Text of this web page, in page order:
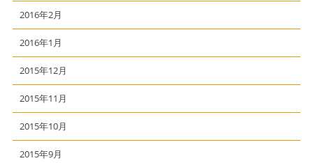
2016年2月
2016年1月
2015年12月
2015年11月
2015年10月
2015年9月